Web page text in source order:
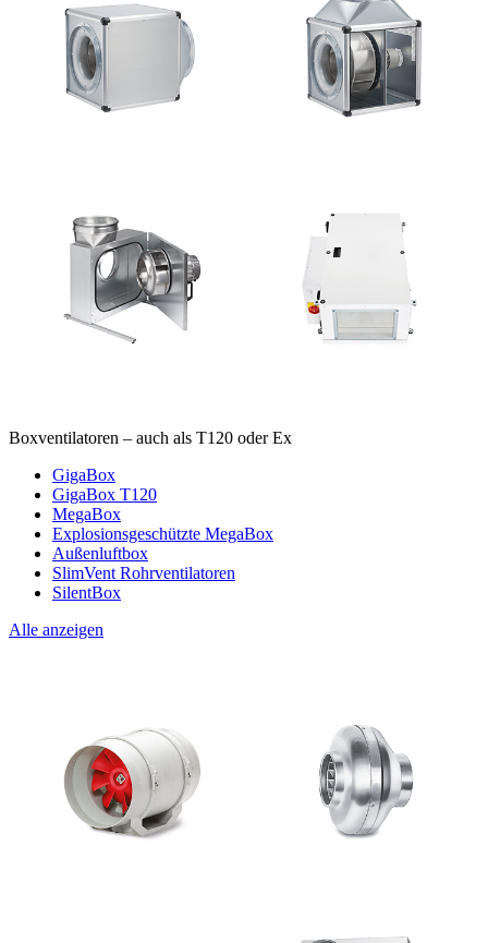
Boxventilatoren – auch als T120 oder Ex
GigaBox
GigaBox T120
MegaBox
Explosionsgeschützte MegaBox
Außenluftbox
SlimVent Rohrventilatoren
SilentBox
Alle anzeigen